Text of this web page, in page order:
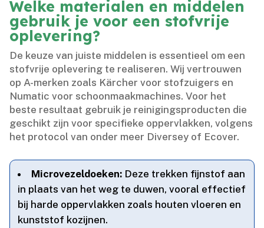
Welke materialen en middelen
gebruik je voor een stofvrije
oplevering?
De keuze van juiste middelen is essentieel om een
stofvrije oplevering te realiseren.​ Wij vertrouwen
op A-merken zoals Kärcher voor stofzuigers en
Numatic voor schoonmaakmachines.​ Voor het
beste resultaat gebruik je reinigingsproducten die
geschikt zijn voor specifieke oppervlakken, volgens
het protocol van onder meer Diversey of Ecover.​
Microvezeldoeken: Deze trekken fijnstof aan
in plaats van het weg te duwen, vooral effectief
bij harde oppervlakken zoals houten vloeren en
kunststof kozijnen.​